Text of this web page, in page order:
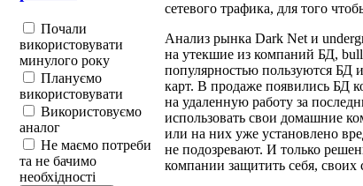
Почали
використовувати
минулого року
Плануємо
використовувати
Використовуємо
аналог
Не маємо потреби
та не бачимо
необхідності
сетевого трафика, для того
Анализ рынка Dark Net и
на утекшие из компаний БД,
популярностью пользуются БД
карт. В продаже появились БД
на удаленную работу за
использовать свои домашние
или на них уже установлено
не подозревают. И только
компании защитить себя, своих